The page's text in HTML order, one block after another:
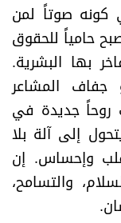
كونه صوتاً لمن
حامياً للحقوق
بها البشرية.
المشاعر
روحاً جديدة في
إلى آلة بلا
وإحساس. إن
والتسامح،
.